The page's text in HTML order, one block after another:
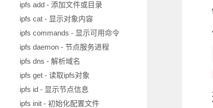
ipfs add - 添加文件或目录
ipfs cat - 显示对象内容
ipfs commands - 显示可用命令
ipfs daemon - 节点服务进程
ipfs dns - 解析域名
ipfs get - 读取ipfs对象
ipfs id - 显示节点信息
ipfs init - 初始化配置文件